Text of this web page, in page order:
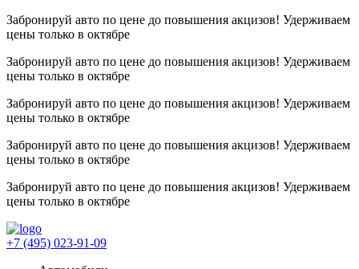
Забронируй авто по цене до повышения акцизов! Удерживаем
цены только в октябре
Забронируй авто по цене до повышения акцизов! Удерживаем
цены только в октябре
Забронируй авто по цене до повышения акцизов! Удерживаем
цены только в октябре
Забронируй авто по цене до повышения акцизов! Удерживаем
цены только в октябре
Забронируй авто по цене до повышения акцизов! Удерживаем
цены только в октябре
+7 (495) 023-91-09